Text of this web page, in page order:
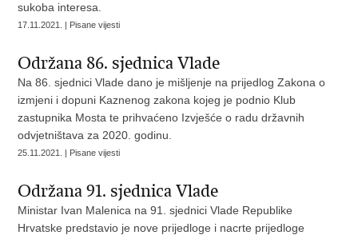
sukoba interesa.
17.11.2021. | Pisane vijesti
Održana 86. sjednica Vlade
Na 86. sjednici Vlade dano je mišljenje na prijedlog Zakona o
izmjeni i dopuni Kaznenog zakona kojeg je podnio Klub
zastupnika Mosta te prihvaćeno Izvješće o radu državnih
odvjetništava za 2020. godinu.
25.11.2021. | Pisane vijesti
Održana 91. sjednica Vlade
Ministar Ivan Malenica na 91. sjednici Vlade Republike
Hrvatske predstavio je nove prijedloge i nacrte prijedloge